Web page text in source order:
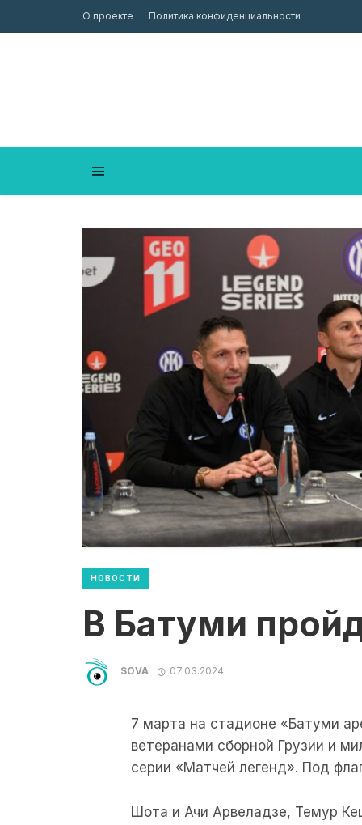
О проекте Политика конфиденциальности
НОВОСТИ
В Батуми
SOVA 07.03.2024
7 марта на стадионе «Батуми
ветеранами сборной Грузии и
серии «Матчей легенд». Под
Шота и Ачи Арвеладзе, Темур